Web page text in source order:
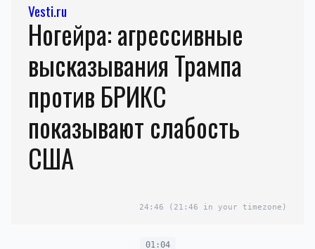
Vesti.ru
Ногейра: агрессивные
высказывания Трампа
против БРИКС
показывают слабость
США
24:46 (21:46 in your timezone)
01:04